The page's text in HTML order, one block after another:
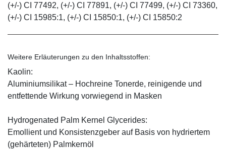
(+/-) CI 77492, (+/-) CI 77891, (+/-) CI 77499, (+/-) CI 73360,
(+/-) CI 15985:1, (+/-) CI 15850:1, (+/-) CI 15850:2
Weitere Erläuterungen zu den Inhaltsstoffen:
Kaolin:
Aluminiumsilikat – Hochreine Tonerde, reinigende und
entfettende Wirkung vorwiegend in Masken
Hydrogenated Palm Kernel Glycerides:
Emollient und Konsistenzgeber auf Basis von hydriertem
(gehärteten) Palmkernöl